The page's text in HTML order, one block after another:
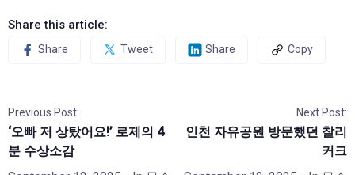
Share this article:
Share Tweet Share Copy
Previous Post:
‘오빠 저 상탔어요!’ 로제의 4
분 수상소감
Next Post:
인천 자유공원 방문했던 찰리
커크